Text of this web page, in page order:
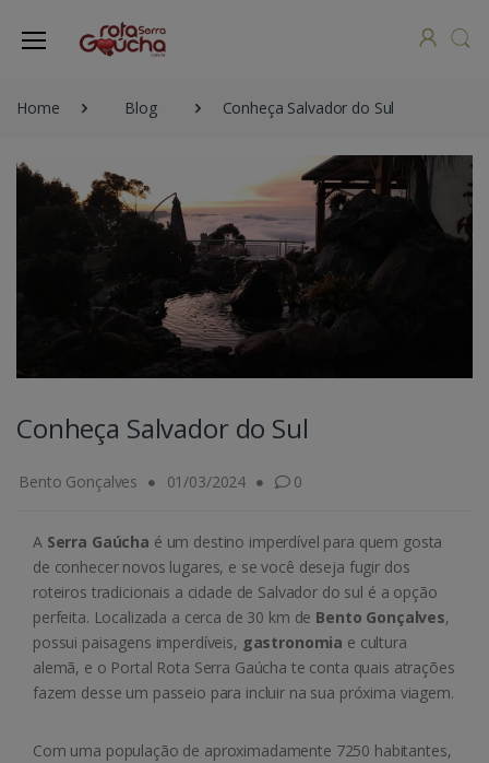
Home Blog Conheça Salvador do Sul
Conheça Salvador do Sul
Bento Gonçalves 01/03/2024 0
A Serra Gaúcha é um destino imperdível para quem gosta
de conhecer novos lugares, e se você deseja fugir dos
roteiros tradicionais a cidade de Salvador do sul é a opção
perfeita. Localizada a cerca de 30 km de Bento Gonçalves,
possui paisagens imperdíveis, gastronomia e cultura
alemã, e o Portal Rota Serra Gaúcha te conta quais atrações
fazem desse um passeio para incluir na sua próxima viagem.
Com uma população de aproximadamente 7250 habitantes,